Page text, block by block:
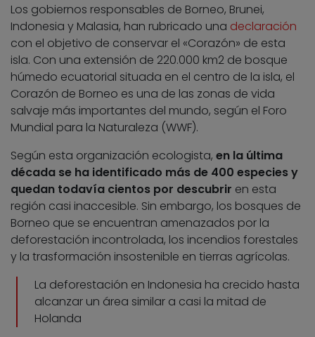
Los gobiernos responsables de Borneo, Brunei,
Indonesia y Malasia, han rubricado una declaración
con el objetivo de conservar el «Corazón» de esta
isla. Con una extensión de 220.000 km2 de bosque
húmedo ecuatorial situada en el centro de la isla, el
Corazón de Borneo es una de las zonas de vida
salvaje más importantes del mundo, según el Foro
Mundial para la Naturaleza (WWF).
Según esta organización ecologista, en la última
década se ha identificado más de 400 especies y
quedan todavía cientos por descubrir en esta
región casi inaccesible. Sin embargo, los bosques de
Borneo que se encuentran amenazados por la
deforestación incontrolada, los incendios forestales
y la trasformación insostenible en tierras agrícolas.
La deforestación en Indonesia ha crecido hasta
alcanzar un área similar a casi la mitad de
Holanda